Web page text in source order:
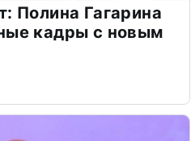
Полина Гагарина
кадры с новым